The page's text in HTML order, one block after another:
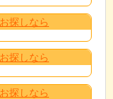
探しなら
探しなら
探しなら